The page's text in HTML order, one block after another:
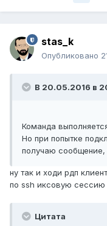
stas_k
Опубликовано
В 20.05.2016 в
Команда
Но при попытке
получаю сообщение,
ну так и ходи рдп
по ssh иксовую сессию
Цитата